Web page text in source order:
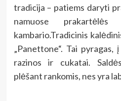
tradicija – patiems daryti
namuose
kambario.Tradicinis
„Panettone“. Tai pyragas,
razinos ir cukatai.
plėšant rankomis, nes yra